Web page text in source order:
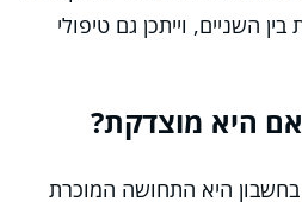
השניים, וייתכן גם טיפולי
היא מוצדקת?
היא התחושה המוכרת